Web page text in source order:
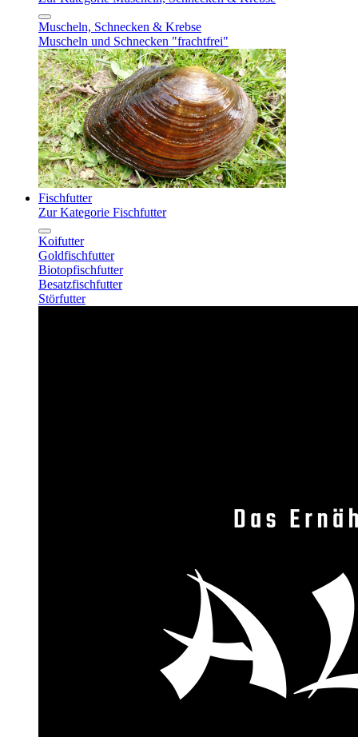
Muscheln, Schnecken & Krebse
Muscheln und Schnecken "frachtfrei"
Fischfutter
Zur Kategorie Fischfutter
Koifutter
Goldfischfutter
Biotopfischfutter
Besatzfischfutter
Störfutter